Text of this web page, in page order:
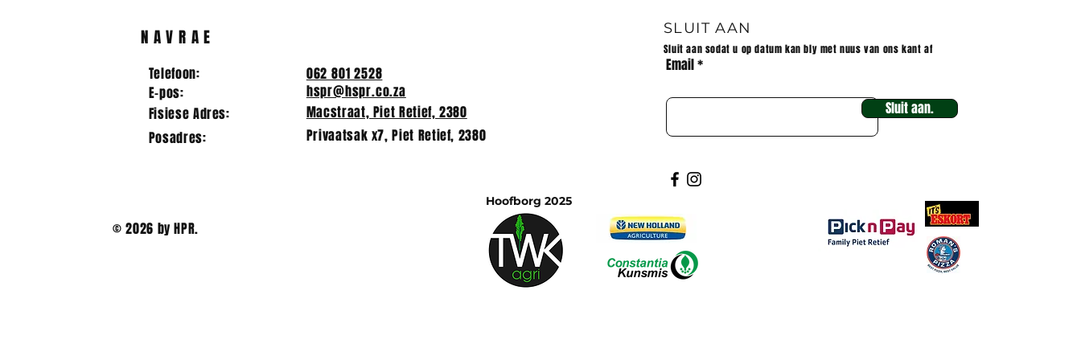
Telefoon:
E-pos:
Fisiese Adres:
Posadres:
062 801 2528
hspr@hspr.co.za
Macstraat, Piet Retief, 2380
Privaatsak x7, Piet Retief, 2380
SLUIT AAN
Sluit aan sodat u op datum kan bly met nuus van ons kant af
Email
Sluit aan.
NAVRAE
© 2026 by HPR.
Hoofborg 2025